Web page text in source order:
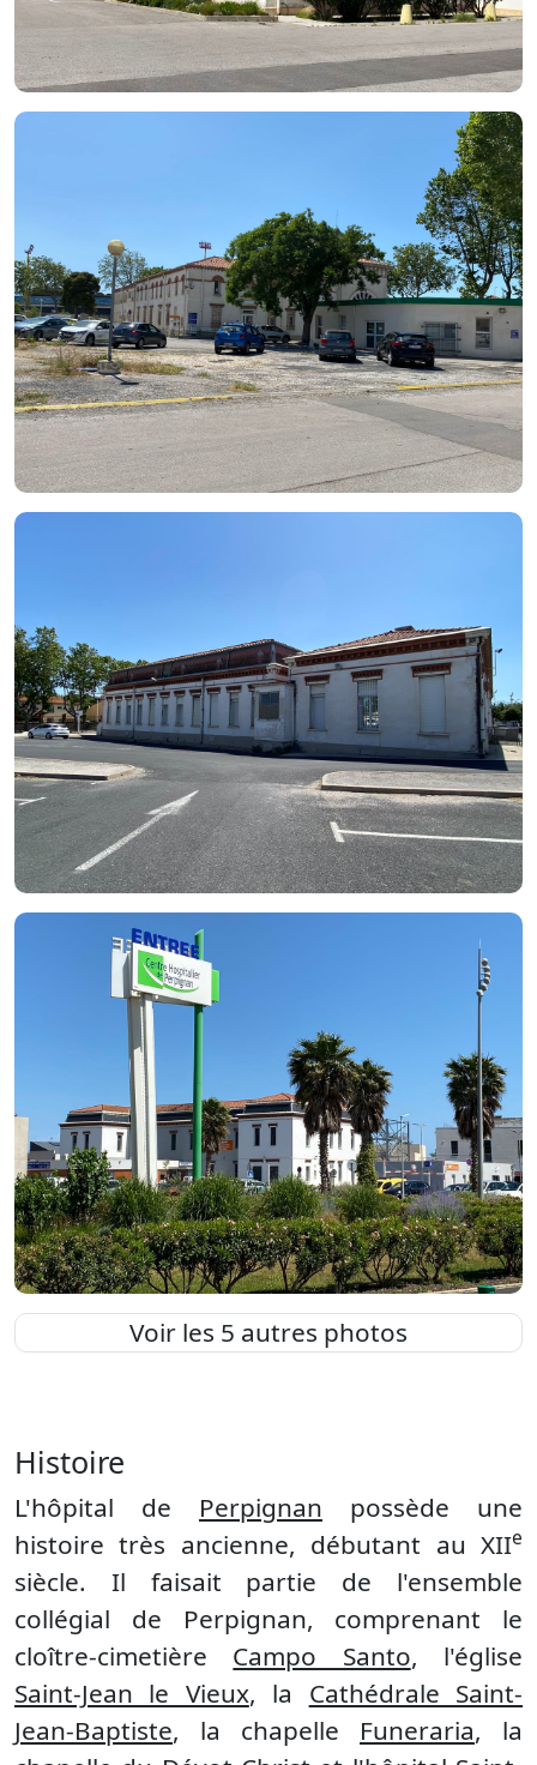
Voir les 5 autres photos
Histoire
L'hôpital de Perpignan possède une
histoire très ancienne, débutant au XIIe
siècle. Il faisait partie de l'ensemble
collégial de Perpignan, comprenant le
cloître-cimetière Campo Santo, l'église
Saint-Jean le Vieux, la Cathédrale Saint-
Jean-Baptiste, la chapelle Funeraria, la